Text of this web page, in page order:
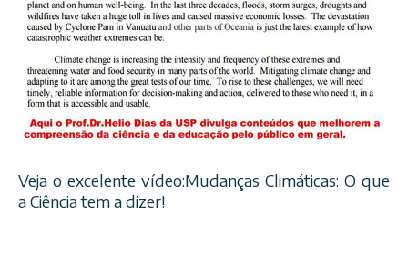
Veja o excelente vídeo:Mudanças Climáticas: O que
a Ciência tem a dizer!